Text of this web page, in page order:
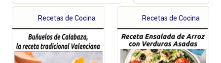
Recetas de Cocina Recetas de Cocina